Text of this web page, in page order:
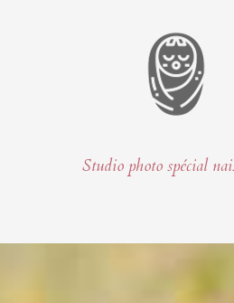
Studio photo spécial